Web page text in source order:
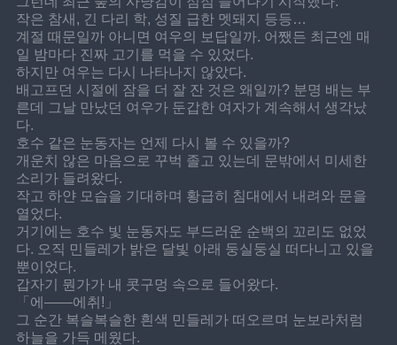
작은 참새, 긴 다리 학, 성질 급한 멧돼지 등등…
계절 때문일까 아니면 여우의 보답일까. 어쨌든 최근엔 매
일 밤마다 진짜 고기를 먹을 수 있었다.
하지만 여우는 다시 나타나지 않았다.
배고프던 시절에 잠을 더 잘 잔 것은 왜일까? 분명 배는 부
른데 그날 만났던 여우가 둔갑한 여자가 계속해서 생각났
다.
호수 같은 눈동자는 언제 다시 볼 수 있을까?
개운치 않은 마음으로 꾸벅 졸고 있는데 문밖에서 미세한
소리가 들려왔다.
작고 하얀 모습을 기대하며 황급히 침대에서 내려와 문을
열었다.
거기에는 호수 빛 눈동자도 부드러운 순백의 꼬리도 없었
다. 오직 민들레가 밝은 달빛 아래 둥실둥실 떠다니고 있을
뿐이었다.
갑자기 뭔가가 내 콧구멍 속으로 들어왔다.
「에——에취!」
그 순간 복슬복슬한 흰색 민들레가 떠오르며 눈보라처럼
하늘을 가득 메웠다.